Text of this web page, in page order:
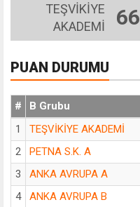
TEŞVİKİYE
AKADEMİ
66
PUAN DURUMU
# B Grubu
1
TEŞVİKİYE AKADEMİ
2
PETNA S.K. A
3
ANKA AVRUPA A
4
ANKA AVRUPA B